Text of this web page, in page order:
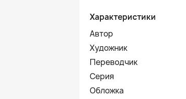
Характеристики
Автор
Художник
Переводчик
Серия
Обложка